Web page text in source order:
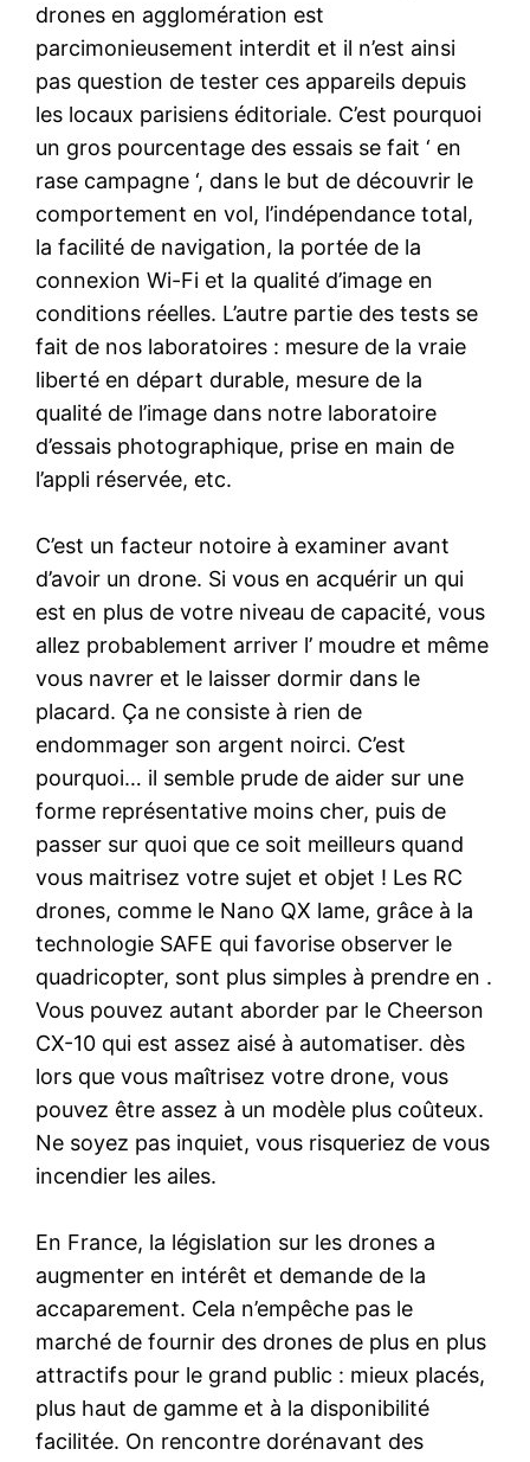
drones en agglomération est
parcimonieusement interdit et il n’est ainsi
pas question de tester ces appareils depuis
les locaux parisiens éditoriale. C’est pourquoi
un gros pourcentage des essais se fait ‘ en
rase campagne ‘, dans le but de découvrir le
comportement en vol, l’indépendance total,
la facilité de navigation, la portée de la
connexion Wi-Fi et la qualité d’image en
conditions réelles. L’autre partie des tests se
fait de nos laboratoires : mesure de la vraie
liberté en départ durable, mesure de la
qualité de l’image dans notre laboratoire
d’essais photographique, prise en main de
l’appli réservée, etc.
C’est un facteur notoire à examiner avant
d’avoir un drone. Si vous en acquérir un qui
est en plus de votre niveau de capacité, vous
allez probablement arriver l’ moudre et même
vous navrer et le laisser dormir dans le
placard. Ça ne consiste à rien de
endommager son argent noirci. C’est
pourquoi… il semble prude de aider sur une
forme représentative moins cher, puis de
passer sur quoi que ce soit meilleurs quand
vous maitrisez votre sujet et objet ! Les RC
drones, comme le Nano QX lame, grâce à la
technologie SAFE qui favorise observer le
quadricopter, sont plus simples à prendre en .
Vous pouvez autant aborder par le Cheerson
CX-10 qui est assez aisé à automatiser. dès
lors que vous maîtrisez votre drone, vous
pouvez être assez à un modèle plus coûteux.
Ne soyez pas inquiet, vous risqueriez de vous
incendier les ailes.
En France, la législation sur les drones a
augmenter en intérêt et demande de la
accaparement. Cela n’empêche pas le
marché de fournir des drones de plus en plus
attractifs pour le grand public : mieux placés,
plus haut de gamme et à la disponibilité
facilitée. On rencontre dorénavant des